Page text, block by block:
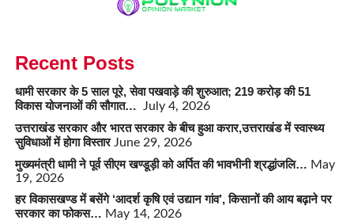
Recent Posts
धामी सरकार के 5 साल पूरे, सेवा पखवाड़े की शुरुआत; 219 करोड़ की 51
विकास योजनाओं की सौगात…
July 4, 2026
उत्तराखंड सरकार और भारत सरकार के बीच हुआ करार,उत्तराखंड में स्वास्थ्य
सुविधाओं में होगा विस्तार June 29, 2026
मुख्यमंत्री धामी ने पूर्व सीएम खण्डूड़ी को अर्पित की भावभीनी श्रद्धांजलि… May
19, 2026
हर विकासखण्ड में बसेंगे ‘आदर्श कृषि एवं उद्यान गांव’, किसानों की आय बढ़ाने पर
सरकार का फोकस… May 14, 2026